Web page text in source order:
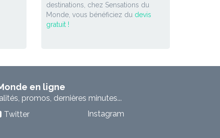
destinations, chez Sensations du
Monde, vous bénéficiez du devis
gratuit !
en ligne
promos, dernières minutes...
Twitter
Instagram